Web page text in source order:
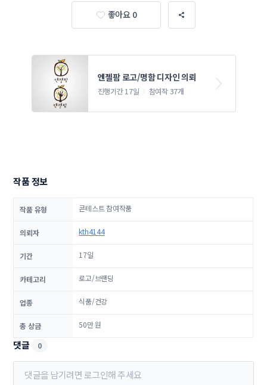
좋아요 0
엔젤팜 로고/명함 디자인 의뢰
진행기간 17일 참여작 37개
작품 정보
작품 유형 콘테스트 참여작품
의뢰자 kth4144
기간 17일
카테고리 로고/브랜딩
업종 식품/건강
총 상금 50만 원
댓글 0